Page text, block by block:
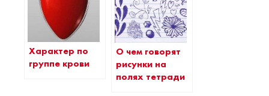
Характер по
группе крови
О чем говорят
рисунки на
полях тетради